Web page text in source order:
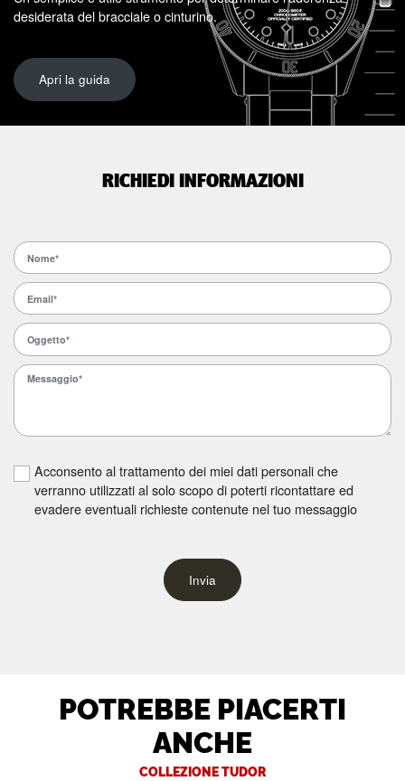
desiderata del bracciale o cinturino.
Apri la guida
RICHIEDI INFORMAZIONI
Acconsento al trattamento dei miei dati personali che
verranno utilizzati al solo scopo di poterti ricontattare ed
evadere eventuali richieste contenute nel tuo messaggio
Invia
POTREBBE PIACERTI
ANCHE
COLLEZIONE TUDOR